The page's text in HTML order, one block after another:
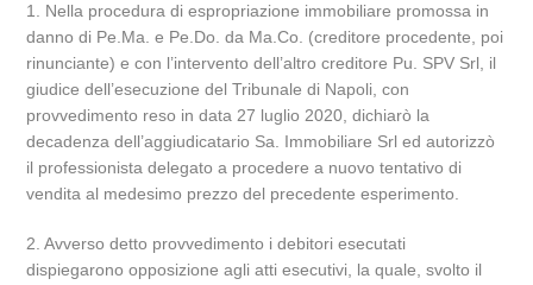
1. Nella procedura di espropriazione immobiliare promossa in
danno di Pe.Ma. e Pe.Do. da Ma.Co. (creditore procedente, poi
rinunciante) e con l’intervento dell’altro creditore Pu. SPV Srl, il
giudice dell’esecuzione del Tribunale di Napoli, con
provvedimento reso in data 27 luglio 2020, dichiarò la
decadenza dell’aggiudicatario Sa. Immobiliare Srl ed autorizzò
il professionista delegato a procedere a nuovo tentativo di
vendita al medesimo prezzo del precedente esperimento.
2. Avverso detto provvedimento i debitori esecutati
dispiegarono opposizione agli atti esecutivi, la quale, svolto il